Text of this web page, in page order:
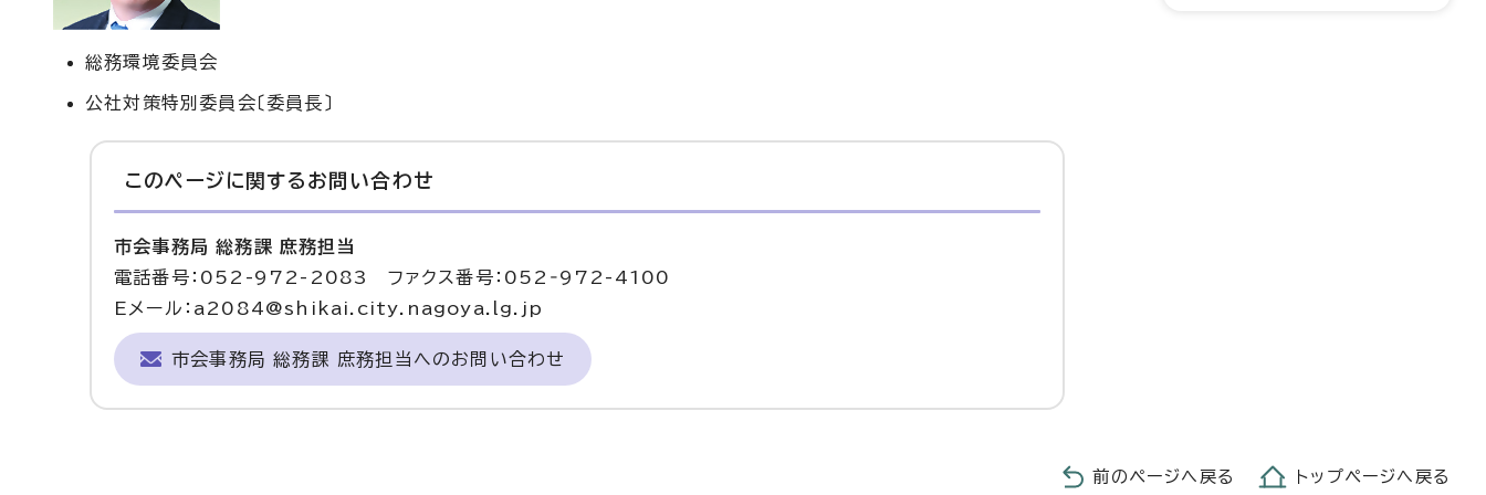
総務環境委員会
公社対策特別委員会〔委員長〕
このページに関する お問い合わせ
市会事務局 総務課 庶務担当
電話番号：052-972-2083 ファクス番号：052‐972-4100
Eメール：a2084@shikai.city.nagoya.lg.jp
市会事務局 総務課 庶務担当へのお問い合わせ
前のページへ戻る トップページへ戻る